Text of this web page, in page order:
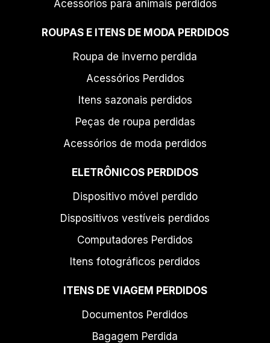
Acessórios para animais perdidos
ROUPAS E ITENS DE MODA PERDIDOS
Roupa de inverno perdida
Acessórios Perdidos
Itens sazonais perdidos
Peças de roupa perdidas
Acessórios de moda perdidos
ELETRÔNICOS PERDIDOS
Dispositivo móvel perdido
Dispositivos vestíveis perdidos
Computadores Perdidos
Itens fotográficos perdidos
ITENS DE VIAGEM PERDIDOS
Documentos Perdidos
Bagagem Perdida